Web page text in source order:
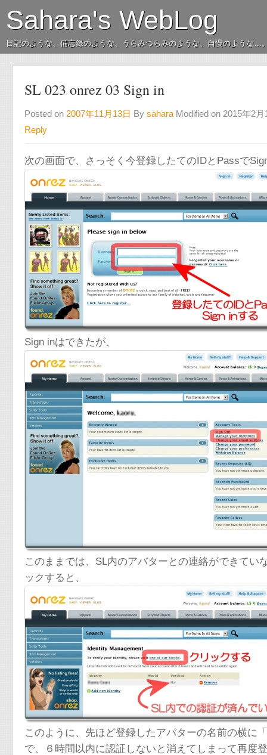
Sahara's WebLog
日記のような、備忘録のような、うらみつらみのような、自慢のような…
SL 023 onrez 03 Sign in
Posted on 2007年11月13日 By sahara Modified on 2015年2月
Reply
次の画面で、さっそく今登録したてのIDとPassで
Sign inはできたが、
このままでは、SL内のアバターとの連絡ができて
ックすると、
このように、先ほど登録したアバターの名前の横に
で、６時間以内に認証しないと消えてしまって再度